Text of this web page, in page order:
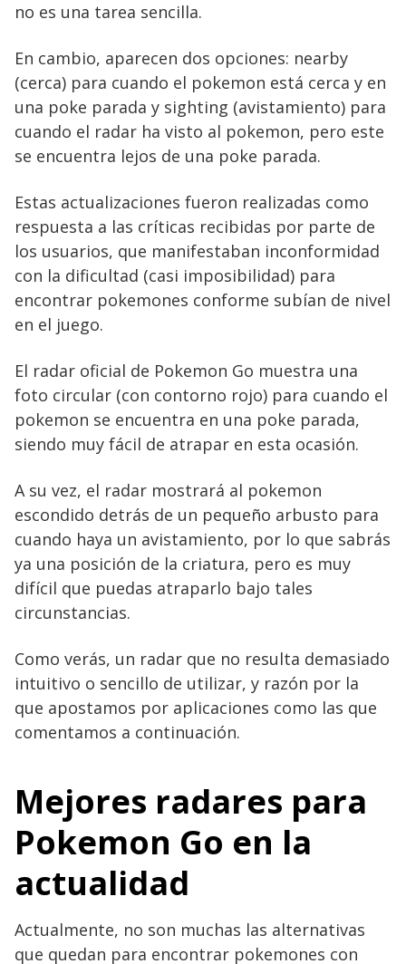
no es una tarea sencilla.
En cambio, aparecen dos opciones: nearby
(cerca) para cuando el pokemon está cerca y en
una poke parada y sighting (avistamiento) para
cuando el radar ha visto al pokemon, pero este
se encuentra lejos de una poke parada.
Estas actualizaciones fueron realizadas como
respuesta a las críticas recibidas por parte de
los usuarios, que manifestaban inconformidad
con la dificultad (casi imposibilidad) para
encontrar pokemones conforme subían de nivel
en el juego.
El radar oficial de Pokemon Go muestra una
foto circular (con contorno rojo) para cuando el
pokemon se encuentra en una poke parada,
siendo muy fácil de atrapar en esta ocasión.
A su vez, el radar mostrará al pokemon
escondido detrás de un pequeño arbusto para
cuando haya un avistamiento, por lo que sabrás
ya una posición de la criatura, pero es muy
difícil que puedas atraparlo bajo tales
circunstancias.
Como verás, un radar que no resulta demasiado
intuitivo o sencillo de utilizar, y razón por la
que apostamos por aplicaciones como las que
comentamos a continuación.
Mejores radares para
Pokemon Go en la
actualidad
Actualmente, no son muchas las alternativas
que quedan para encontrar pokemones con